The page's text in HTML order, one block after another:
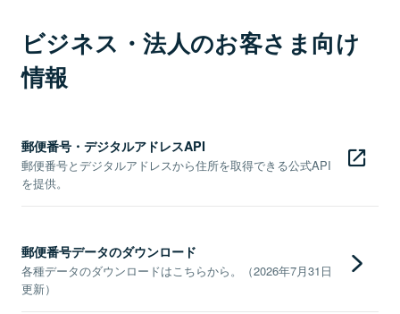
ビジネス・法人のお客さま向け
情報
郵便番号・デジタルアドレスAPI
郵便番号とデジタルアドレスから住所を取得できる公式API
を提供。
郵便番号データのダウンロード
各種データのダウンロードはこちらから。（2026年7月31日
更新）